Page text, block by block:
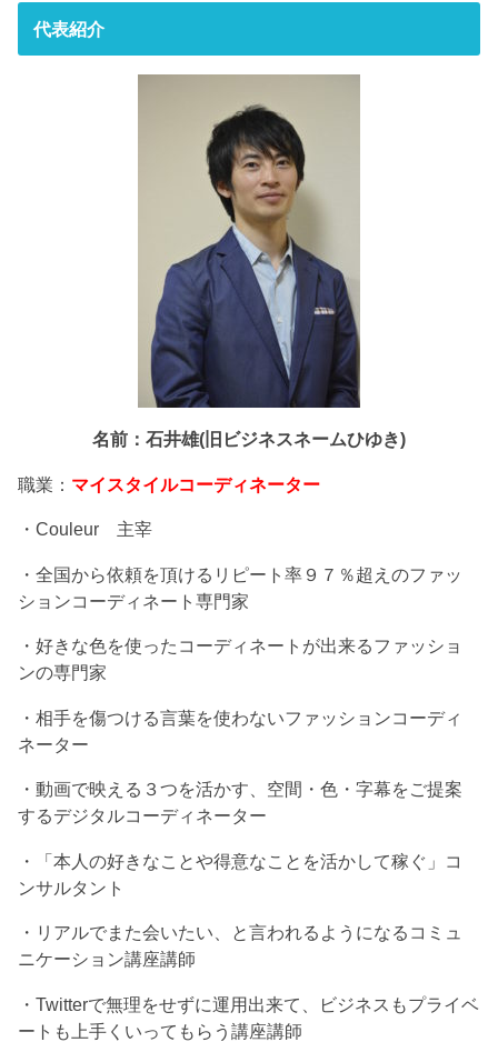
代表紹介
名前：石井雄(旧ビジネスネームひゆき)
職業： マイスタイルコーディネーター
・Couleur 主宰
・全国から依頼を頂けるリピート率９７％超えのファッ
ションコーディネート専門家
・好きな色を使ったコーディネートが出来るファッショ
ンの専門家
・相手を傷つける言葉を使わないファッションコーディ
ネーター
・動画で映える３つを活かす、空間・色・字幕をご提案
するデジタルコーディネーター
・「本人の好きなことや得意なことを活かして稼ぐ」コ
ンサルタント
・リアルでまた会いたい、と言われるようになるコミュ
ニケーション講座講師
・Twitterで無理をせずに運用出来て、ビジネスもプライベ
ートも上手くいってもらう講座講師